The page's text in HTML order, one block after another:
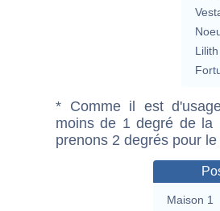
Lilith
* Comme il est
moins de 1 degré de la
prenons 2 degrés pour
Maison 1